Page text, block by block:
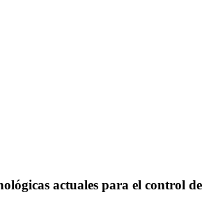
actuales para el control de